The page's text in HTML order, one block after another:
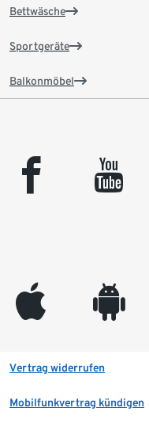
Bettwäsche
Sportgeräte
Balkonmöbel
facebook youtube
appleinc android
Vertrag widerrufen
Mobilfunkvertrag kündigen